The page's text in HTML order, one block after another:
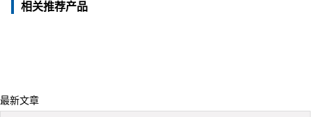
相关推荐产品
最新文章